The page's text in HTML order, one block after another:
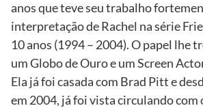
anos que teve seu trabalho
interpretação de Rachel na série
10 anos (1994 – 2004). O papel lhe
um Globo de Ouro e um Screen
Ela já foi casada com Brad Pitt e
em 2004, já foi vista circulando com